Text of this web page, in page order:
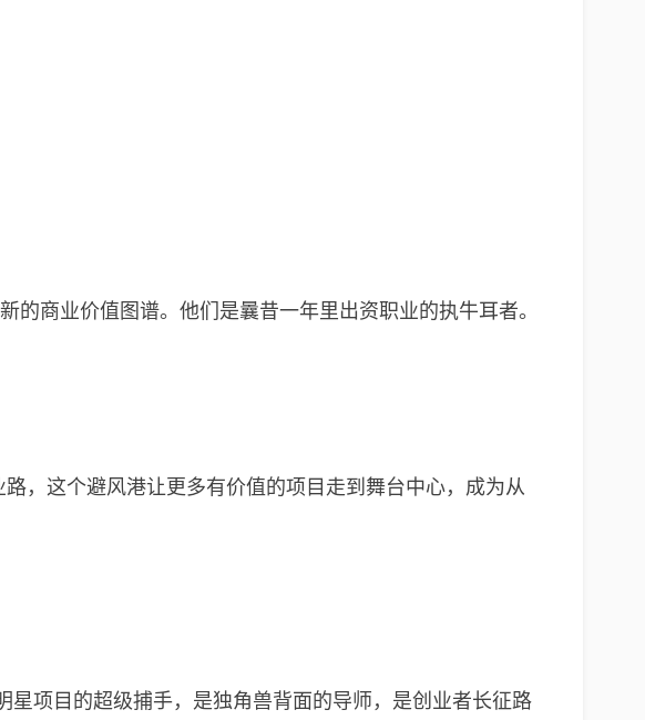
商业价值图谱。他们是曩昔一年里出资职业的执牛耳者。
，这个避风港让更多有价值的项目走到舞台中心，成为从
项目的超级捕手，是独角兽背面的导师，是创业者长征路